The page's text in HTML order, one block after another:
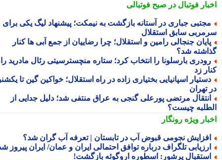
فوتبال در صبح فوتبالی
جباری در آستانه بازگشت به نیمکت؛ پیشنهاد لیگ یکی برای
سابق استقلال
جنجالی رامین و استقلال؛ چرا رضاییان از جمع آبی ها کنار
شد؟
بارسلونا را انتخاب کرد؛ ستاره منچسترسیتی رئال مادرید را
زد
اسپانیایی بختیاری زاده در راه استقلال؛ خواکین گین تا یکشنبه
تهران
مرتضی پورعلی گنجی به عراق منتفی شد؛ دلیل جدایی از
چیست؟
ویژهرونگار
نجومی قبوض آب در تابستان | تعرفه آب گران شد؟
تلگراف درباره توافق احتمالی ایران و عمان/ ایران پیروز شد
پرشور: اسطوره اروگوئه بازگشت!